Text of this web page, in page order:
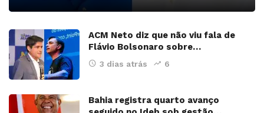
ACM Neto diz que não viu fala de
Flávio Bolsonaro sobre…
3 dias atrás 6
Bahia registra quarto avanço